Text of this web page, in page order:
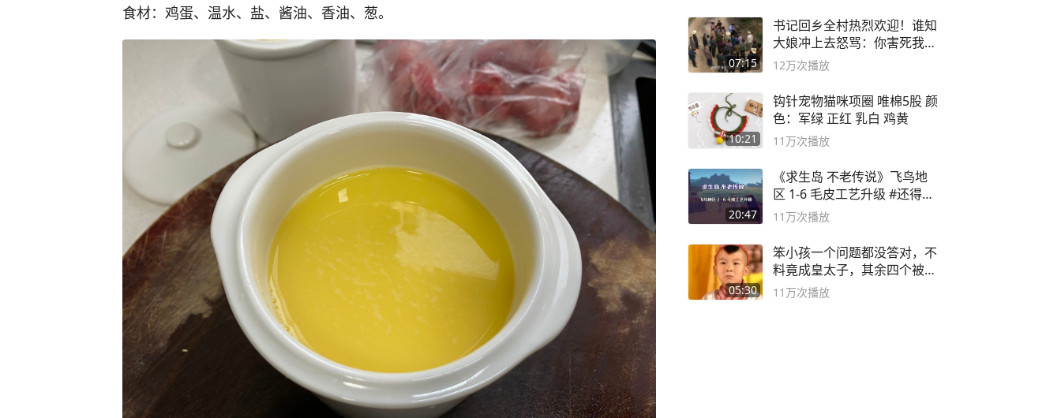
食材：鸡蛋、温水、盐、酱油、香油、葱。
07:15
书记回乡全村热烈欢迎！谁知
大娘冲上去怒骂：你害死我儿
子
12万次播放
10:21
钩针宠物猫咪项圈 唯棉5股 颜
色：军绿 正红 乳白 鸡黄
11万次播放
20:47
《求生岛 不老传说》飞鸟地
区 1-6 毛皮工艺升级 #还得是
主机大作
11万次播放
05:30
笨小孩一个问题都没答对，不
料竟成皇太子，其余四个被处
死
11万次播放